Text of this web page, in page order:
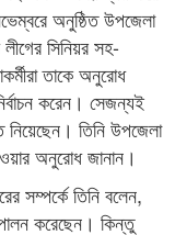
অনুষ্ঠিত উপজেলা
সিনিয়র সহ-
তাকে অনুরোধ
করেন। সেজন্যই
নিয়েছেন। তিনি উপজেলা
অনুরোধ জানান।
সম্পর্কে তিনি বলেন,
করেছেন। কিন্তু